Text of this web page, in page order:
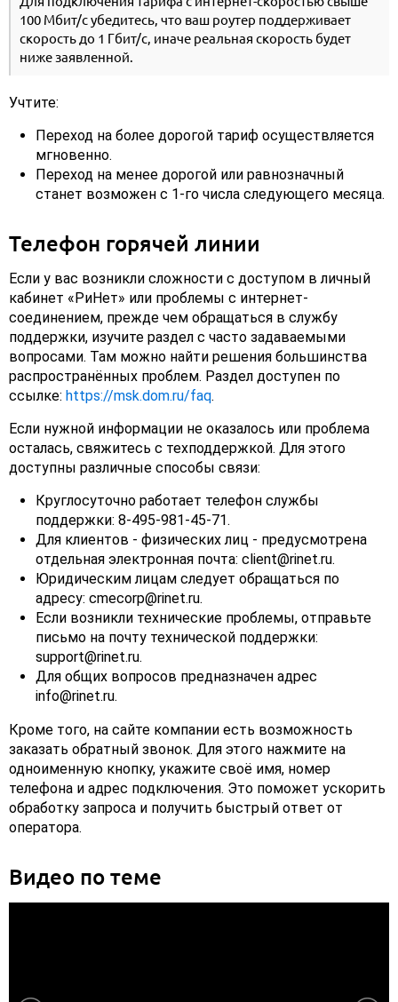
100 Мбит/с убедитесь, что ваш роутер поддерживает
скорость до 1 Гбит/с, иначе реальная скорость будет
ниже заявленной.
Учтите:
Переход на более дорогой тариф осуществляется
мгновенно.
Переход на менее дорогой или равнозначный
станет возможен с 1-го числа следующего месяца.
Телефон горячей линии
Если у вас возникли сложности с доступом в личный
кабинет «РиНет» или проблемы с интернет-
соединением, прежде чем обращаться в службу
поддержки, изучите раздел с часто задаваемыми
вопросами. Там можно найти решения большинства
распространённых проблем. Раздел доступен по
ссылке: https://msk.dom.ru/faq.
Если нужной информации не оказалось или проблема
осталась, свяжитесь с техподдержкой. Для этого
доступны различные способы связи:
Круглосуточно работает телефон службы
поддержки: 8-495-981-45-71.
Для клиентов - физических лиц - предусмотрена
отдельная электронная почта: client@rinet.ru.
Юридическим лицам следует обращаться по
адресу: cmecorp@rinet.ru.
Если возникли технические проблемы, отправьте
письмо на почту технической поддержки:
support@rinet.ru.
Для общих вопросов предназначен адрес
info@rinet.ru.
Кроме того, на сайте компании есть возможность
заказать обратный звонок. Для этого нажмите на
одноименную кнопку, укажите своё имя, номер
телефона и адрес подключения. Это поможет ускорить
обработку запроса и получить быстрый ответ от
оператора.
Видео по теме